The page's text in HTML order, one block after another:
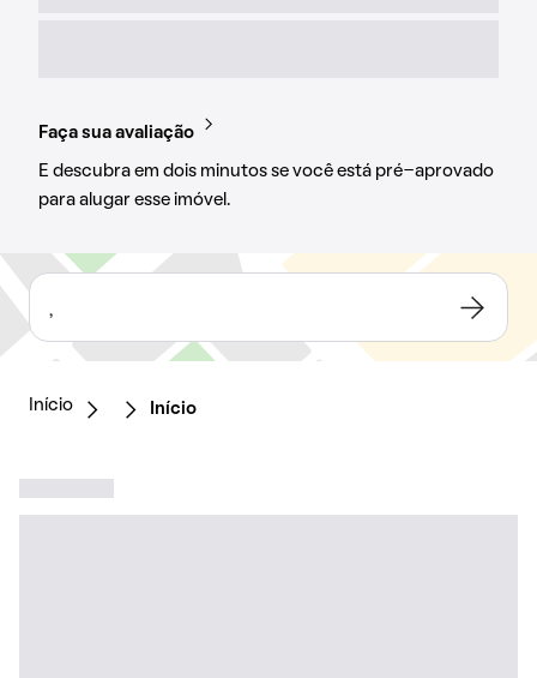
Faça sua avaliação
E descubra em dois minutos se você está pré-aprovado
para alugar esse imóvel.
,
Início Início